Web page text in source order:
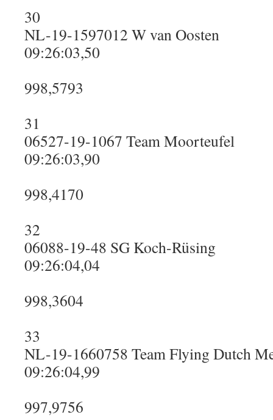
30
NL-19-1597012 W van Oosten
09:26:03,50
998,5793
31
06527-19-1067 Team Moorteufel
09:26:03,90
998,4170
32
06088-19-48 SG Koch-Rüsing
09:26:04,04
998,3604
33
NL-19-1660758 Team Flying Dutch
09:26:04,99
997,9756